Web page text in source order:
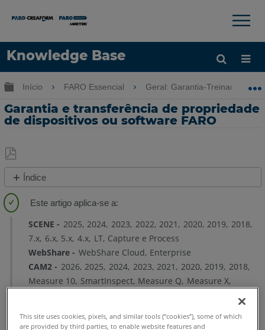
Knowledge Base
Idioma
×
Expandir/recolher hierarquia global
Início FARO Essencial Geral: Garantia-Treinamento-
Garantia e transferência de propriedade
de dispositivos ou software FARO
Salvar
como
PDF
Índice
geral
Exemplo
SCENE 2025 2024 2023 2022 2021 2020 2019 2018
7.x 6.x 5.x 4.x LT Capture e Process
WebShare WebShare Cloud Enterprise
CAM2 2026 2025 2024 2023 2021 2020 2019 2018
Measure 10 SmartInspect Measure Q Measure X
This site uses cookies, pixels, and similar tools (“cookies”), some of which
are provided by third parties, to enable website features and